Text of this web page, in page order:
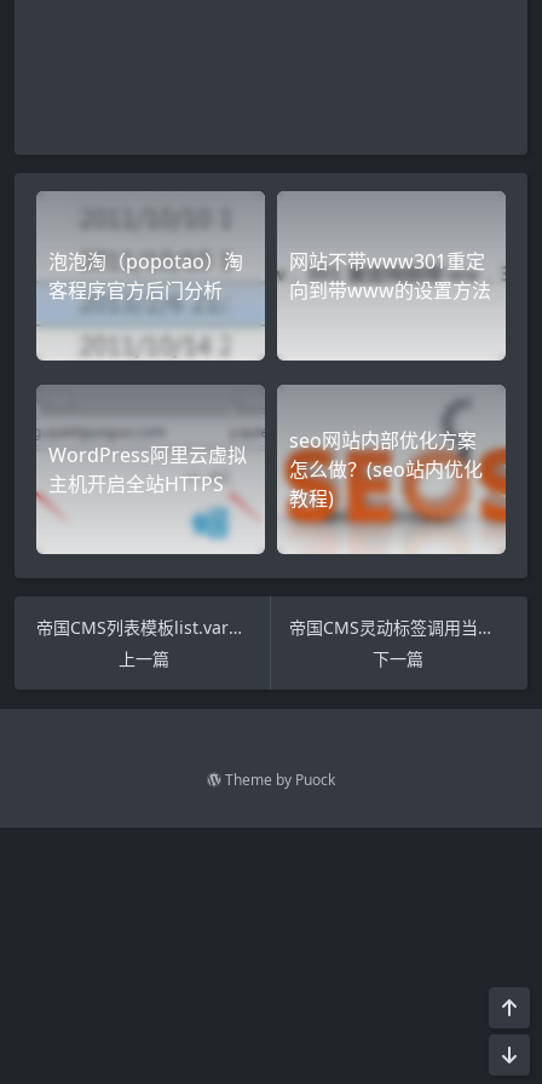
泡泡淘（popotao）淘
客程序官方后门分析
网站不带www301重定
向到带www的设置方法
WordPress阿里云虚拟
主机开启全站HTTPS
seo网站内部优化方案
怎么做？(seo站内优化
教程)
帝国CMS列表模板list.var调用栏目名称和链接
上一篇
帝国CMS灵动标签调用当前内容页tags（附代码解释）
下一篇
Theme by Puock